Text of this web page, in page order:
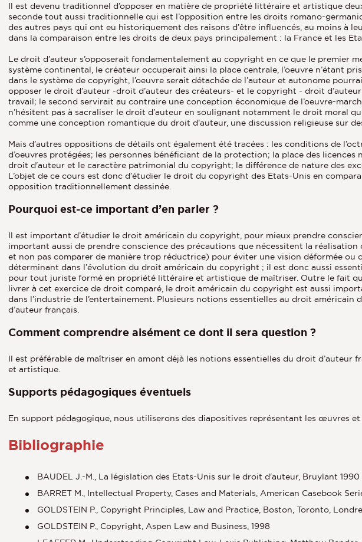
Il est devenu traditionnel d’opposer en matière de propriété littéraire et artistique
seconde tout aussi traditionnelle qui est l’opposition entre les droits romano-
des autres pays qui ont eu historiquement des raisons d’être influencés, au moins
dans la comparaison entre les droits de deux pays principalement : la France et les
Le droit d’auteur s’opposerait fondamentalement au copyright en ce que le premier
système continental, le créateur occuperait ainsi la place centrale, l’oeuvre n’étant
dans le système de copyright, l’oeuvre serait détachée de l’auteur et autonome
opposer le droit d’auteur -droit d’auteur des créateurs- et le copyright - droit
travail; le second servirait au contraire une conception économique de l’oeuvre-
n’hésitent pas à sacraliser le droit d’auteur en soulignant notamment le droit moral
comme une conception romantique du droit d'auteur, une discussion religieuse sur
Mais d’autres oppositions de détails ont également été tracées : les conditions de
d’oeuvres protégées; les personnes bénéficiant de la protection; la place des
droit d'auteur et le caractère patrimonial du copyright; la différence de nature des
L’objet de ce cours est donc d’étudier le droit du copyright des Etats-Unis en
opposition traditionnellement dessinée.
Pourquoi est-ce important d’en parler ?
Il est important d’étudier le droit américain du copyright, pour mieux prendre
important aussi de prendre conscience des précautions que nécessitent la
et non pas comparer de manière trop réductrice) pour éviter une vision déformée ou
déterminant dans l’évolution du droit américain du copyright ; il est donc aussi
pour tout juriste formé en propriété littéraire et artistique de maîtriser. Outre le fait
livrer à cet exercice de droit comparé, le droit américain du copyright est aussi
dans l’industrie de l’entertainement. Plusieurs notions essentielles au droit
d’auteur français.
Comment comprendre aisément ce dont il sera question ?
Il est préférable de maîtriser en amont déjà les notions essentielles du droit
et artistique.
Supports pédagogiques éventuels
En support pédagogique, nous utiliserons des diapositives représentant les œuvres
Bibliographie
BAUDEL J.-M., La législation des Etats-Unis sur le droit d'auteur, Bruylant 1990
BARRET M., Intellectual Property, Cases and Materials, American Casebook
GOLDSTEIN P., Copyright Principles, Law and Practice, Boston, Toronto,
GOLDSTEIN P., Copyright, Aspen Law and Business, 1998